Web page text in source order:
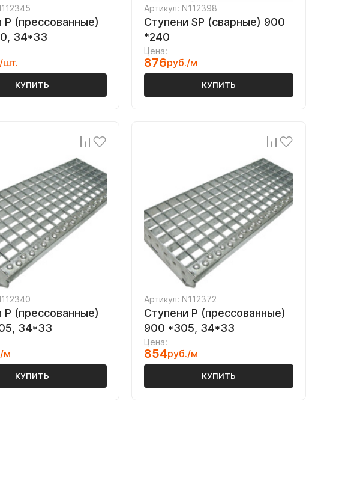
P (прессованные)
34*33
шт.
КУПИТЬ
Артикул: N112398
Ступени SP (сварные) 900
*240
Цена:
876руб./м
КУПИТЬ
P (прессованные)
34*33
м
КУПИТЬ
Артикул: N112372
Ступени P (прессованные)
900 *305, 34*33
Цена:
854руб./м
КУПИТЬ